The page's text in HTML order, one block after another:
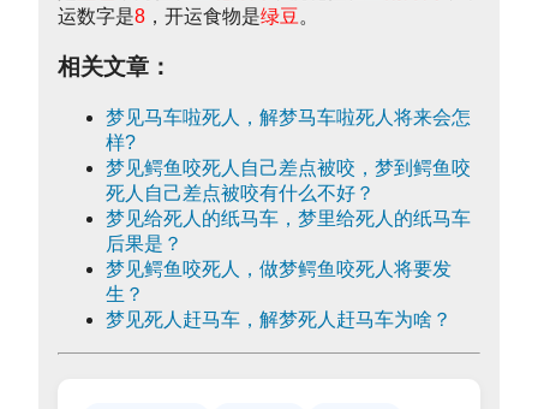
运数字是8 ，开运食物是绿豆。
相关文章：
梦见马车啦死人，解梦马车啦死人将来会怎
样?
梦见鳄鱼咬死人自己差点被咬，梦到鳄鱼咬
死人自己差点被咬有什么不好？
梦见给死人的纸马车，梦里给死人的纸马车
后果是？
梦见鳄鱼咬死人，做梦鳄鱼咬死人将要发
生？
梦见死人赶马车，解梦死人赶马车为啥？